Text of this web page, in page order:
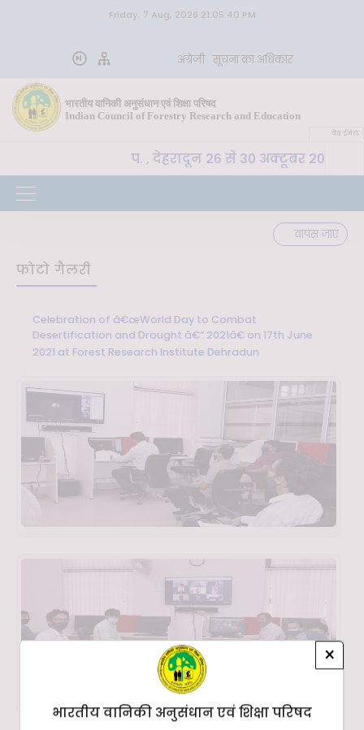
Friday, 7 Aug, 2026 21:05:40 PM
अंग्रेज़ी सूचना का अधिकार
भारतीय वानिकी अनुसंधान एवं शिक्षा परिषद
Indian Council of Forestry Research and Education
वेब ईमेल
SLM, भा. वा. अ. शि. प. , देहरादून 26 से 30 अक्टूबर 2026
वापस जाएं
फोटो गैलरी
Celebration of â€œWorld Day to Combat
Desertification and Drought â€“ 2021â€ on 17th June
2021 at Forest Research Institute Dehradun
×
भारतीय वानिकी अनुसंधान एवं शिक्षा परिषद